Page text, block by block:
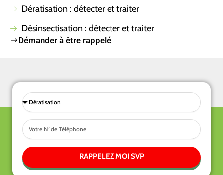
Dératisation : détecter et traiter
Désinsectisation : détecter et traiter
Démander à être rappelé
Sélectionnez
une
prestations
Tel
RAPPELEZ MOI SVP